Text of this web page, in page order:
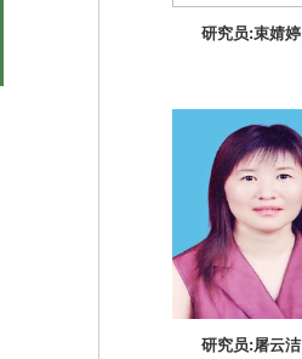
研究员:束婧婷
研究员:屠云洁